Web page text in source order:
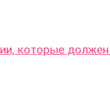
которые должен